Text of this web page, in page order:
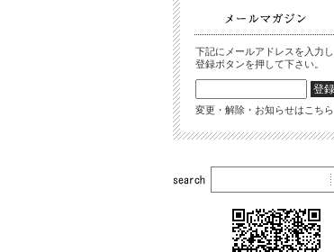
下記にメールアドレスを入力し
登録ボタンを押して下さい。
変更・解除・お知らせはこちら